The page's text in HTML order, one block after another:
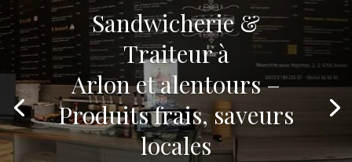
Sandwicherie &
Traiteur à
Arlon et alentours –
Produits frais, saveurs
locales